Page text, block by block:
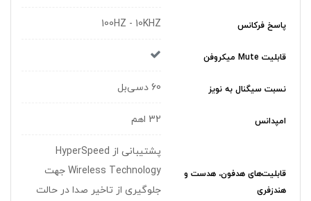
پاسخ فرکانس 100HZ - 10KHZ
قابلیت Mute میکروفن
نسبت سیگنال به نویز 60 دسی‌بل
امپدانس 32 اهم
قابلیت‌های هدفون، هدست و
هندزفری
پشتیبانی از HyperSpeed
Wireless Technology جهت
جلوگیری از تاخیر صدا در حالت